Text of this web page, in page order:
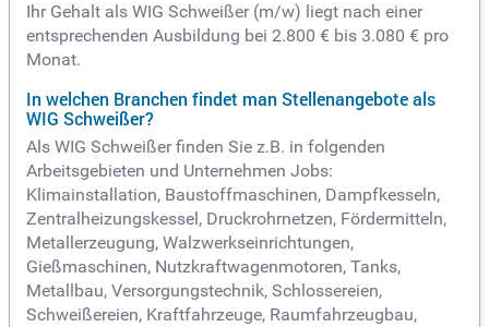
Ihr Gehalt als WIG Schweißer (m/w) liegt nach einer
entsprechenden Ausbildung bei 2.800 € bis 3.080 € pro
Monat.
In welchen Branchen findet man Stellenangebote als
WIG Schweißer?
Als WIG Schweißer finden Sie z.B. in folgenden
Arbeitsgebieten und Unternehmen Jobs:
Klimainstallation, Baustoffmaschinen, Dampfkesseln,
Zentralheizungskessel, Druckrohrnetzen, Fördermitteln,
Metallerzeugung, Walzwerkseinrichtungen,
Gießmaschinen, Nutzkraftwagenmotoren, Tanks,
Metallbau, Versorgungstechnik, Schlossereien,
Schweißereien, Kraftfahrzeuge, Raumfahrzeugbau,